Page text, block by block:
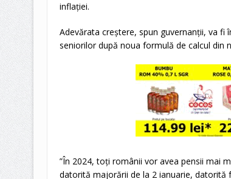
inflației.
Adevărata creștere, spun guvernanții, va
seniorilor după noua formulă de calcul din
”În 2024, toți românii vor avea pensii mai
datorită majorării de la 2 ianuarie, datorită